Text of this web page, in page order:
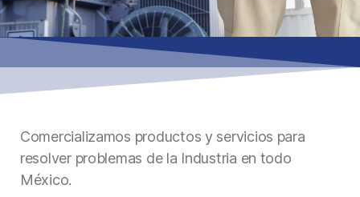
Comercializamos productos y servicios para
resolver problemas de la Industria en todo
México.